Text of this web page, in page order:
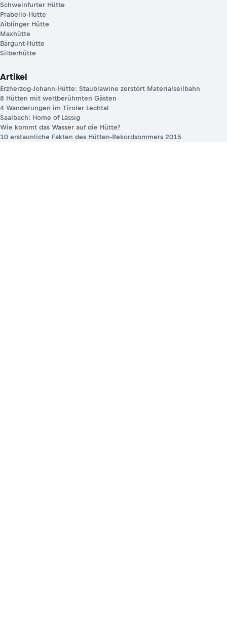
Schweinfurter Hütte
Prabello-Hütte
Aiblinger Hütte
Maxhütte
Bärgunt-Hütte
Silberhütte
Artikel
Erzherzog-Johann-Hütte: Staublawine zerstört Materialseilbahn
8 Hütten mit weltberühmten Gästen
4 Wanderungen im Tiroler Lechtal
Saalbach: Home of Lässig
Wie kommt das Wasser auf die Hütte?
10 erstaunliche Fakten des Hütten-Rekordsommers 2015